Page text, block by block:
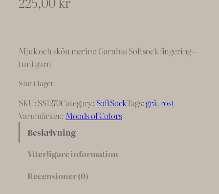
Mjuk och skön merino Garnbas Softsock fingering –
tunt garn
Slut i lager
SKU: SS1270Category: SoftSockTags: grå, rost
Varumärken: Moods of Colors
Beskrivning
Ytterligare information
Recensioner (0)